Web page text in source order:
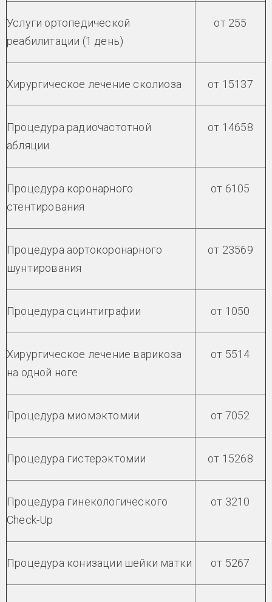
Услуги ортопедической
реабилитации (1 день)
от 255
Хирургическое лечение сколиоза от 15137
Процедура радиочастотной
абляции
от 14658
Процедура коронарного
стентирования
от 6105
Процедура аортокоронарного
шунтирования
от 23569
Процедура сцинтиграфии от 1050
Хирургическое лечение варикоза
на одной ноге
от 5514
Процедура миомэктомии от 7052
Процедура гистерэктомии от 15268
Процедура гинекологического
Check-Up
от 3210
Процедура конизации шейки матки от 5267